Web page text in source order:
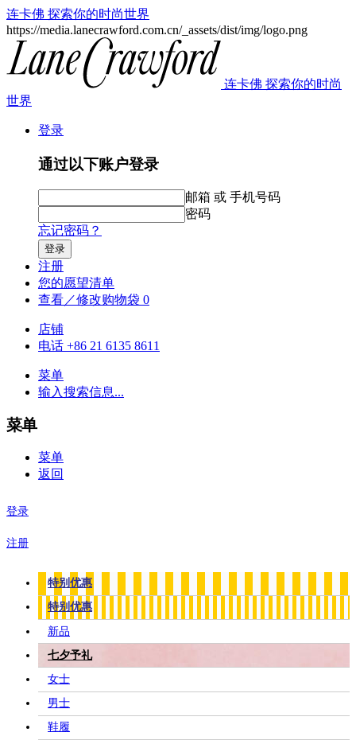
连卡佛 探索你的时尚世界
https://media.lanecrawford.com.cn/_assets/dist/img/logo.png
连卡佛 探索你的时尚
世界
登录
通过以下账户登录
邮箱 或 手机号码
密码
忘记密码？
登录
注册
您的愿望清单
查看／修改购物袋 0
店铺
电话 +86 21 6135 8611
菜单
输入搜索信息...
菜单
菜单
返回
登录
注册
特别优惠
特别优惠
新品
七夕予礼
女士
男士
鞋履